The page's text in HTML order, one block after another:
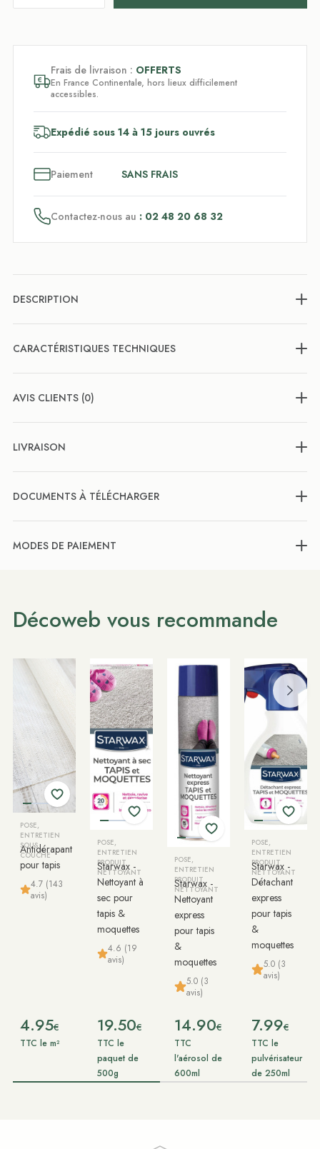
Frais de livraison : OFFERTS
En France Continentale, hors lieux difficilement
accessibles.
Expédié sous 14 à 15 jours ouvrés
Paiement SANS FRAIS
Contactez-nous au : 02 48 20 68 32
DESCRIPTION
CARACTÉRISTIQUES TECHNIQUES
AVIS CLIENTS (0)
LIVRAISON
DOCUMENTS À TÉLÉCHARGER
MODES DE PAIEMENT
Décoweb vous recommande
POSE,
ENTRETIEN
SOUS
COUCHE
Antidérapant
pour tapis
4.7 (143
avis)
4.95€
TTC le m²
POSE,
ENTRETIEN
PRODUIT
NETTOYANT
Starwax -
Nettoyant à
sec pour
tapis &
moquettes
4.6 (19
avis)
19.50€
TTC le
paquet de
500g
POSE,
ENTRETIEN
PRODUIT
NETTOYANT
Starwax -
Nettoyant
express
pour tapis
&
moquettes
5.0 (3
avis)
14.90€
TTC
l'aérosol de
600ml
POSE,
ENTRETIEN
PRODUIT
NETTOYANT
Starwax -
Détachant
express
pour tapis
&
moquettes
5.0 (3
avis)
7.99€
TTC le
pulvérisateur
de 250ml